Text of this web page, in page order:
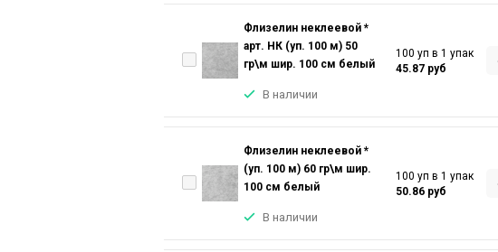
Флизелин неклеевой *
арт. НК (уп. 100 м) 50
гр\м шир. 100 см белый
В наличии
100 уп в 1 упак
45.87 руб
Флизелин неклеевой *
(уп. 100 м) 60 гр\м шир.
100 см белый
В наличии
100 уп в 1 упак
50.86 руб